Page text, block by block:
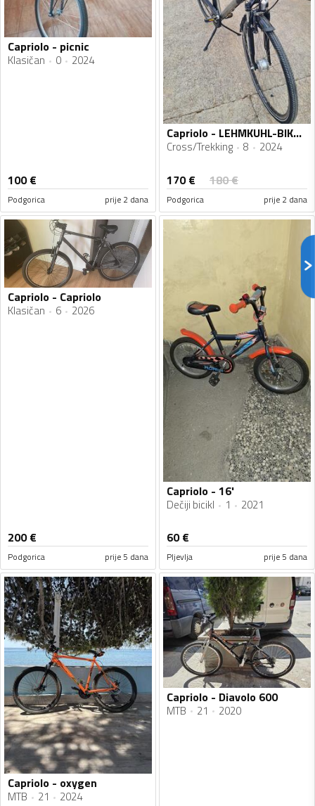
Capriolo - picnic
Klasičan 0 2024
100€
Podgorica prije 2 dana
Capriolo - LEHMKUHL-BIKES,DE
Cross/Trekking 8 2024
170€ 180€
Podgorica prije 2 dana
Capriolo - Capriolo
Klasičan 6 2026
200€
Podgorica prije 5 dana
Capriolo - 16'
Dečiji bicikl 1 2021
60€
Pljevlja prije 5 dana
Capriolo - oxygen
MTB 21 2024
Capriolo - Diavolo 600
MTB 21 2020